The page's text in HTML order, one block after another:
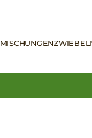
MISCHUNGEN